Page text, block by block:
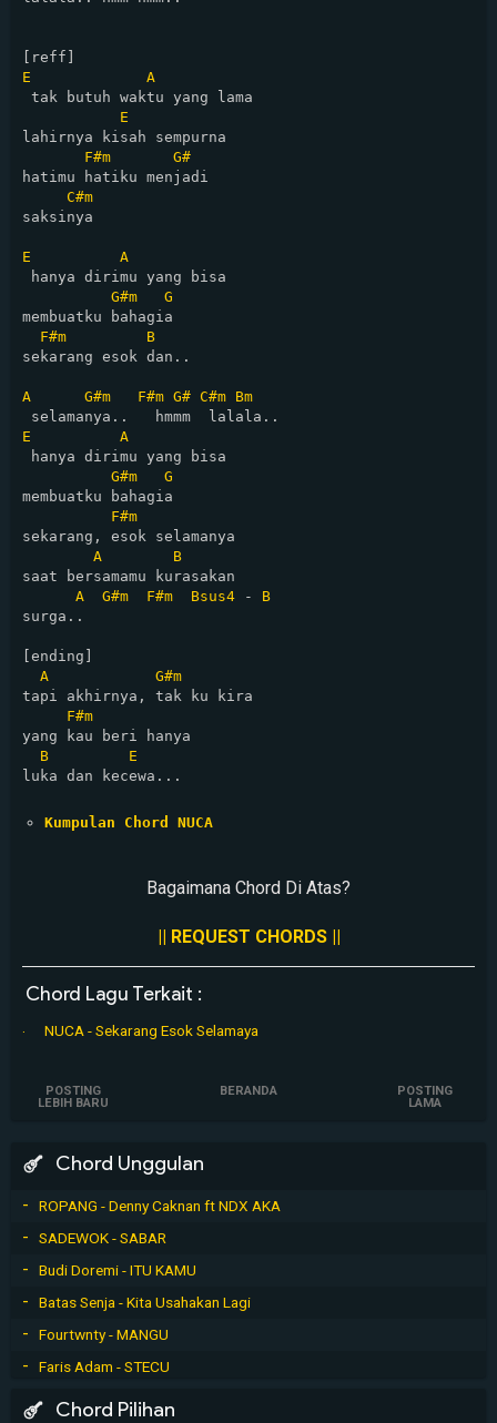
E
A
tak butuh waktu yang lama
E
lahirnya kisah sempurna
F#m
G#
hatimu hatiku menjadi
C#m
saksinya
E
A
hanya dirimu yang bisa
G#m
G
membuatku bahagia
F#m
B
sekarang esok dan..
A G#m F#m G# C#m Bm
E
A
hanya dirimu yang bisa
G#m
G
membuatku bahagia
F#m
sekarang, esok selamanya
A
B
saat bersamamu kurasakan
A
G#m F#m Bsus4 - B
surga..
[ending]
A
G#m
tapi akhirnya, tak ku kira
F#m
yang kau beri hanya
B
E
luka dan kecewa...
Kumpulan Chord NUCA
Bagaimana Chord Di Atas?
|| REQUEST CHORDS ||
Chord Lagu Terkait :
NUCA - Sekarang Esok Selamaya
POSTING
LEBIH BARU
POSTING
LAMA
BERANDA
Chord Unggulan
ROPANG - Denny Caknan ft NDX AKA
SADEWOK - SABAR
Budi Doremi - ITU KAMU
Batas Senja - Kita Usahakan Lagi
Fourtwnty - MANGU
Faris Adam - STECU
Chord Pilihan